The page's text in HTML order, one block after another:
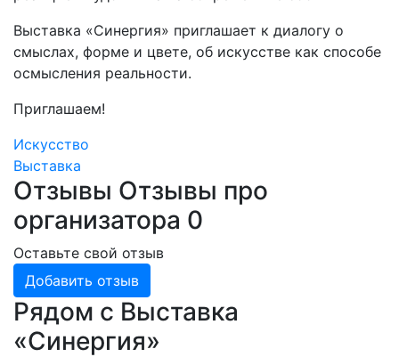
Выставка «Синергия» приглашает к диалогу о
смыслах, форме и цвете, об искусстве как способе
осмысления реальности.
Приглашаем!
Искусство
Выставка
Отзывы Отзывы про
организатора 0
Оставьте свой отзыв
Добавить отзыв
Рядом с Выставка
«Синергия»